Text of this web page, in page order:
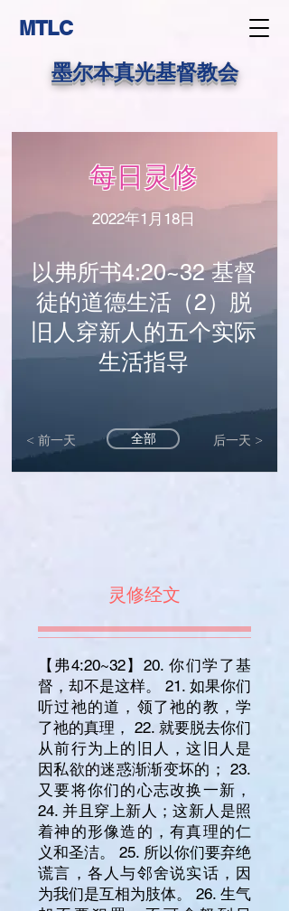
MTLC
墨尔本真光基督教会
每日灵修
2022年1月18日
以弗所书4:20~32 基督
徒的道德生活（2）脱
旧人穿新人的五个实际
生活指导
< 前一天 全部 后一天 >
灵修经文
【弗4:20~32】20. 你们学了基
督，却不是这样。 21. 如果你们
听过祂的道，领了祂的教，学
了祂的真理， 22. 就要脱去你们
从前行为上的旧人，这旧人是
因私欲的迷惑渐渐变坏的； 23.
又要将你们的心志改换一新，
24. 并且穿上新人；这新人是照
着神的形像造的，有真理的仁
义和圣洁。 25. 所以你们要弃绝
谎言，各人与邻舍说实话，因
为我们是互相为肢体。 26. 生气